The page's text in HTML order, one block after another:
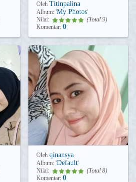
Oleh Titinpalina
Album: 'My Photos'
Nilai:
(Total 9)
Komentar: 0
Oleh qinansya
Album: 'Default'
Nilai:
(Total 8)
Komentar: 0